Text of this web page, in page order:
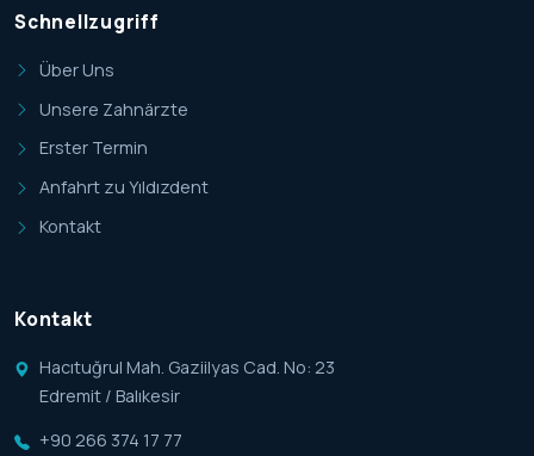
Schnellzugriff
Über Uns
Unsere Zahnärzte
Erster Termin
Anfahrt zu Yıldızdent
Kontakt
Kontakt
Hacıtuğrul Mah. Gaziilyas Cad. No: 23
Edremit / Balıkesir
+90 266 374 17 77